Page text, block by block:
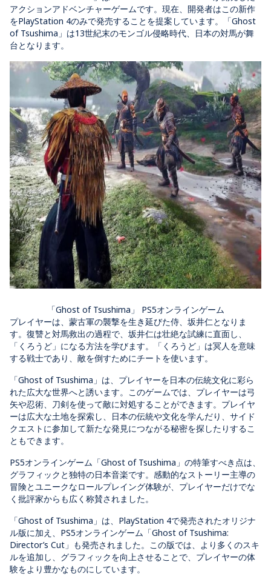
アクションアドベンチャーゲームです。現在、開発者はこの新作
をPlayStation 4のみで発売することを提案しています。「Ghost
of Tsushima」は13世紀末のモンゴル侵略時代、日本の対馬が舞
台となります。
「Ghost of Tsushima」 PS5オンラインゲーム
プレイヤーは、蒙古軍の襲撃を生き延びた侍、坂井仁となりま
す。復讐と対馬救出の過程で、坂井仁は壮絶な試練に直面し、
「くろうど」になる方法を学びます。「くろうど」は冥人を意味
する戦士であり、敵を倒すためにチートを使います。
「Ghost of Tsushima」は、プレイヤーを日本の伝統文化に彩ら
れた広大な世界へと誘います。このゲームでは、プレイヤーは弓
矢や忍術、刀剣を使って敵に対処することができます。プレイヤ
ーは広大な土地を探索し、日本の伝統や文化を学んだり、サイド
クエストに参加して新たな発見につながる秘密を探したりするこ
ともできます。
PS5オンラインゲーム「Ghost of Tsushima」の特筆すべき点は、
グラフィックと独特の日本音楽です。感動的なストーリー主導の
冒険とユニークなロールプレイング体験が、プレイヤーだけでな
く批評家からも広く称賛されました。
「Ghost of Tsushima」は、PlayStation 4で発売されたオリジナ
ル版に加え、PS5オンラインゲーム「Ghost of Tsushima:
Director’s Cut」も発売されました。この版では、より多くのスキ
ルを追加し、グラフィックを向上させることで、プレイヤーの体
験をより豊かなものにしています。